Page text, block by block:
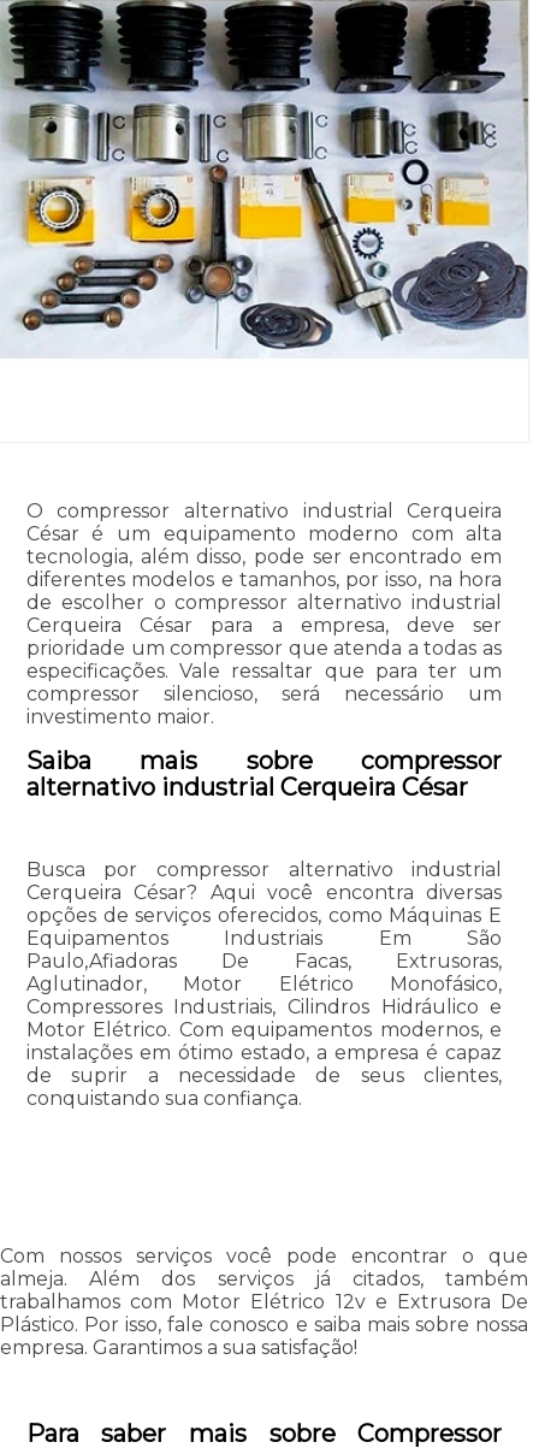
O compressor alternativo industrial Cerqueira
César é um equipamento moderno com alta
tecnologia, além disso, pode ser encontrado em
diferentes modelos e tamanhos, por isso, na hora
de escolher o compressor alternativo industrial
Cerqueira César para a empresa, deve ser
prioridade um compressor que atenda a todas as
especificações. Vale ressaltar que para ter um
compressor silencioso, será necessário um
investimento maior.
Saiba mais sobre compressor
alternativo industrial Cerqueira César
Busca por compressor alternativo industrial
Cerqueira César? Aqui você encontra diversas
opções de serviços oferecidos, como Máquinas E
Equipamentos Industriais Em São
Paulo,Afiadoras De Facas, Extrusoras,
Aglutinador, Motor Elétrico Monofásico,
Compressores Industriais, Cilindros Hidráulico e
Motor Elétrico. Com equipamentos modernos, e
instalações em ótimo estado, a empresa é capaz
de suprir a necessidade de seus clientes,
conquistando sua confiança.
Com nossos serviços você pode encontrar o que
almeja. Além dos serviços já citados, também
trabalhamos com Motor Elétrico 12v e Extrusora De
Plástico. Por isso, fale conosco e saiba mais sobre nossa
empresa. Garantimos a sua satisfação!
Para saber mais sobre Compressor